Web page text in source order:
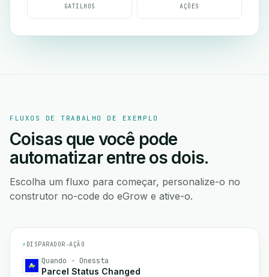
GATILHOS AÇÕES
FLUXOS DE TRABALHO DE EXEMPLO
Coisas que você pode
automatizar entre os dois.
Escolha um fluxo para começar, personalize-o no
construtor no-code do eGrow e ative-o.
⚡ DISPARADOR→AÇÃO
Quando · Onessta
Parcel Status Changed